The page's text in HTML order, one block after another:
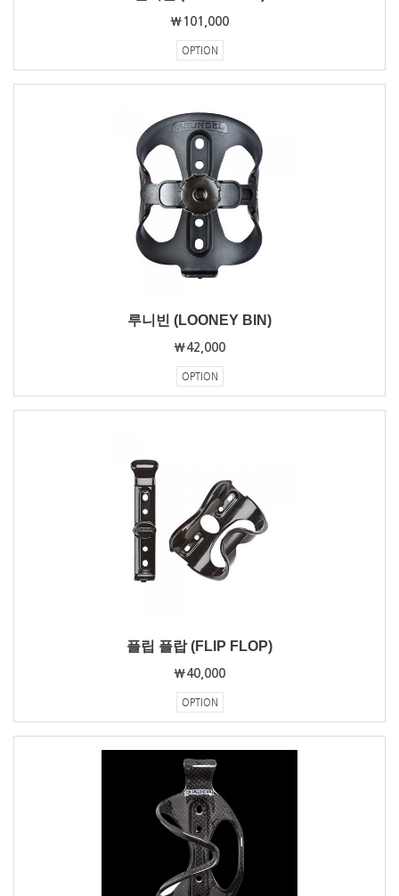
₩101,000
OPTION
루니빈 (LOONEY BIN)
₩42,000
OPTION
플립 플랍 (FLIP FLOP)
₩40,000
OPTION